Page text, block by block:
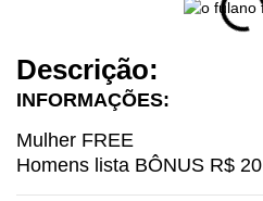
Descrição:
INFORMAÇÕES:
Mulher FREE
Homens lista BÔNUS R$ 20